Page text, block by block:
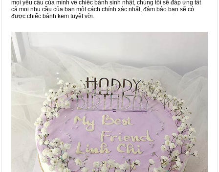
mọi yêu cầu của mình về chiếc bánh sinh nhật, chúng tôi sẽ đáp ứng tất
cả mọi nhu cầu của bạn một cách chính xác nhất, đảm bảo bạn sẽ có
được chiếc bánh kem tuyệt vời.